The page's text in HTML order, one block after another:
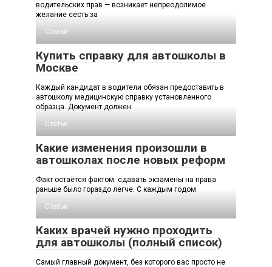
водительских прав — возникает непреодолимое
желание сесть за
Статьи
Купить справку для автошколы в
Москве
Каждый кандидат в водители обязан предоставить в
автошколу медицинскую справку установленного
образца. Документ должен
Статьи
Какие изменения произошли в
автошколах после новых реформ
Факт остаётся фактом: сдавать экзамены на права
раньше было гораздо легче. С каждым годом
Статьи
Каких врачей нужно проходить
для автошколы (полный список)
Самый главный документ, без которого вас просто не